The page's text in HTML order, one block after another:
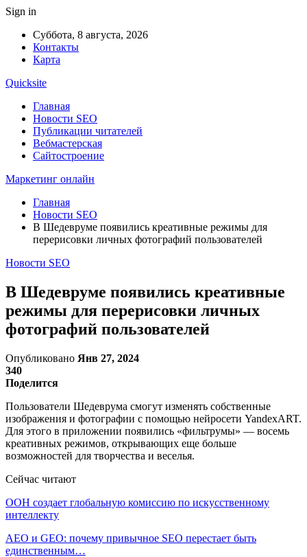
Sign in
Суббота, 8 августа, 2026
Контакты
Карта
Quicksite
Главная
Новости SEO
Публикации читателей
Вебмастерская
Сайтостроение
Маркетинг онлайн
Главная
Новости SEO
В Шедевруме появились креативные режимы для
перерисовки личных фотографий пользователей
Новости SEO
В Шедевруме появились креативные
режимы для перерисовки личных
фотографий пользователей
Опубликовано Янв 27, 2024
340
Поделится
Пользователи Шедеврума смогут изменять собственные
изображения и фотографии с помощью нейросети YandexART.
Для этого в приложении появились «фильтрумы» — восемь
креативных режимов, открывающих еще больше
возможностей для творчества и веселья.
Сейчас читают
ООН создает глобальную комиссию по искусственному
интеллекту
AEO и GEO: почему привычное SEO перестает быть
единственным…